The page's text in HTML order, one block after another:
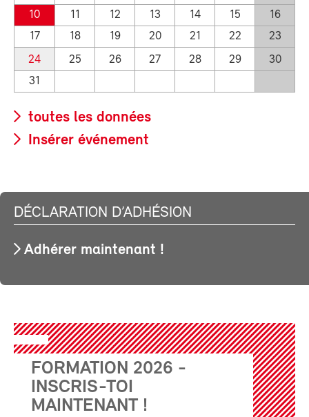
10
11 12 13 14 15
16
17
18 19 20 21 22
23
24
25 26 27 28 29
30
31
toutes les données
Insérer événement
DÉCLARATION D’ADHÉSION
Adhérer maintenant !
FORMATION 2026 -
INSCRIS-TOI
MAINTENANT !